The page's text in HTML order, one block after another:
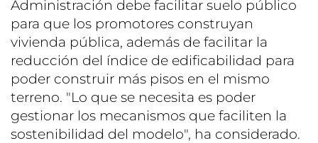
Administración debe facilitar suelo público
para que los promotores construyan
vivienda pública, además de facilitar la
reducción del índice de edificabilidad para
poder construir más pisos en el mismo
terreno. "Lo que se necesita es poder
gestionar los mecanismos que faciliten la
sostenibilidad del modelo", ha considerado.